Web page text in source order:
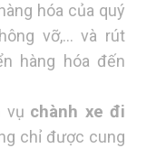
hóa của quý
vỡ,… và rút
hàng hóa đến
vụ chành xe đi
chỉ được cung